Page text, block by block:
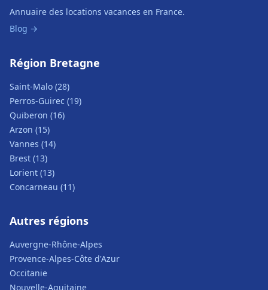
Annuaire des locations vacances en France.
Blog →
Région Bretagne
Saint-Malo (28)
Perros-Guirec (19)
Quiberon (16)
Arzon (15)
Vannes (14)
Brest (13)
Lorient (13)
Concarneau (11)
Autres régions
Auvergne-Rhône-Alpes
Provence-Alpes-Côte d'Azur
Occitanie
Nouvelle-Aquitaine